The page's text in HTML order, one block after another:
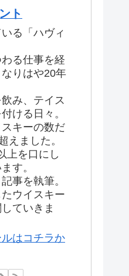
ト
る「ハヴィ
る仕事を経
りはや20年
み、テイス
ける日々。
キーの数だ
えました。
上を口にし
す。
事を執筆。
ウイスキー
ていきま
はコチラか